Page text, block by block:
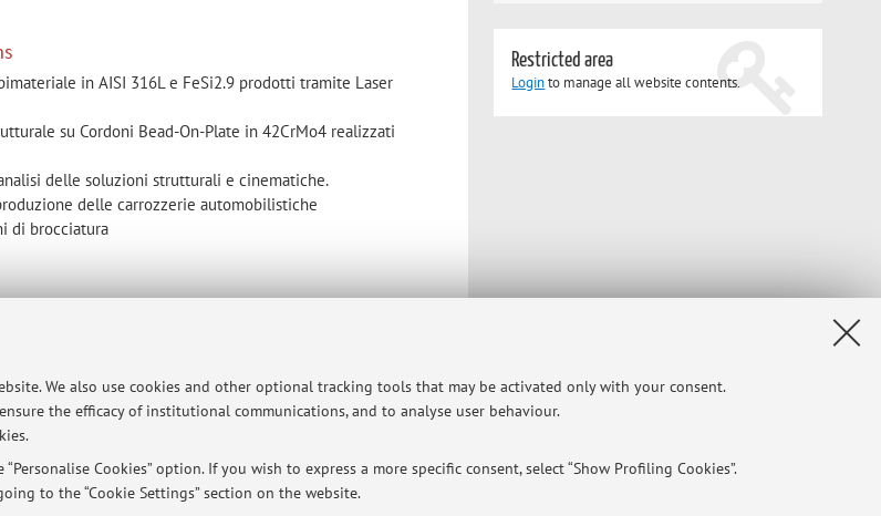
We also use cookies and other optional tracking tools that may be activated only with your consent.
the efficacy of institutional communications, and to analyse user behaviour.
Cookies” option. If you wish to express a more specific consent, select “Show Profiling Cookies”.
to the “Cookie Settings” section on the website.
in AISI 316L e FeSi2.9 prodotti tramite Laser
su Cordoni Bead-On-Plate in 42CrMo4 realizzati
delle soluzioni strutturali e cinematiche.
delle carrozzerie automobilistiche
di brocciatura
innovative ad uso automotive
suo utilizzo nella produzione di batterie agli ioni di litio
della pozza fusa nel processo di Laser-Directed Energy
Restricted area
Loginto manage all website contents.